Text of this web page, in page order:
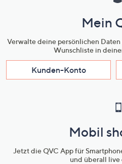
Mein
Verwalte deine persönlichen
Wunschliste in
Kunden-Konto
Mobil
Jetzt die QVC App für
und überall live